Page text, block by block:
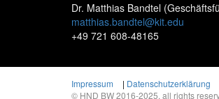
Dr. Matthias Bandtel
matthias.bandtel@kit.edu
+49 721 608-48165
Impressum | Datenschutzerklärung
© HND BW 2016-2025, all rights